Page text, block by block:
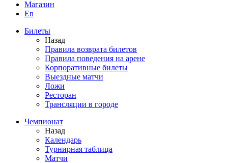
Магазин
En
Билеты
Назад
Правила возврата билетов
Правила поведения на арене
Корпоративные билеты
Выездные матчи
Ложи
Ресторан
Трансляции в городе
Чемпионат
Назад
Календарь
Турнирная таблица
Матчи